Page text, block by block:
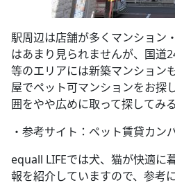
駅周辺は店舗が多くマンション
はあまり見られませんが、国道
等のエリアには新築マンション
屋でペット可マンションをお探
囲をやや広めに取って探してみ
・参考サイト：ペット賃貸カン
equall LIFEでは犬、猫が快適に
報を紹介していますので、参考